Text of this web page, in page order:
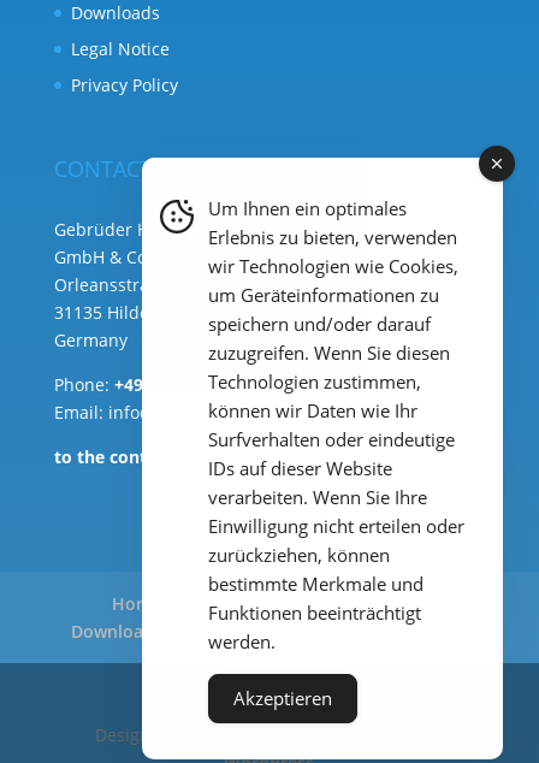
Downloads
Legal Notice
Privacy Policy
CONTACT
Gebrüder Heyl Analysentechnik
GmbH & Co. KG ( HQ )
Orleansstraße 75b
31135 Hildesheim
Germany
Phone: +49 (0) 51 21 289 33 – 0
Email: info@heylanalysis.de
to the contact-form
Home Products
Applications
Downloads
Legal Notice Privacy Policy
Designed by
Um Ihnen ein optimales
Erlebnis zu bieten, verwenden
wir Technologien wie Cookies,
um Geräteinformationen zu
speichern und/oder darauf
zuzugreifen. Wenn Sie diesen
Technologien zustimmen,
können wir Daten wie Ihr
Surfverhalten oder eindeutige
IDs auf dieser Website
verarbeiten. Wenn Sie Ihre
Einwilligung nicht erteilen oder
zurückziehen, können
bestimmte Merkmale und
Funktionen beeinträchtigt
werden.
Akzeptieren